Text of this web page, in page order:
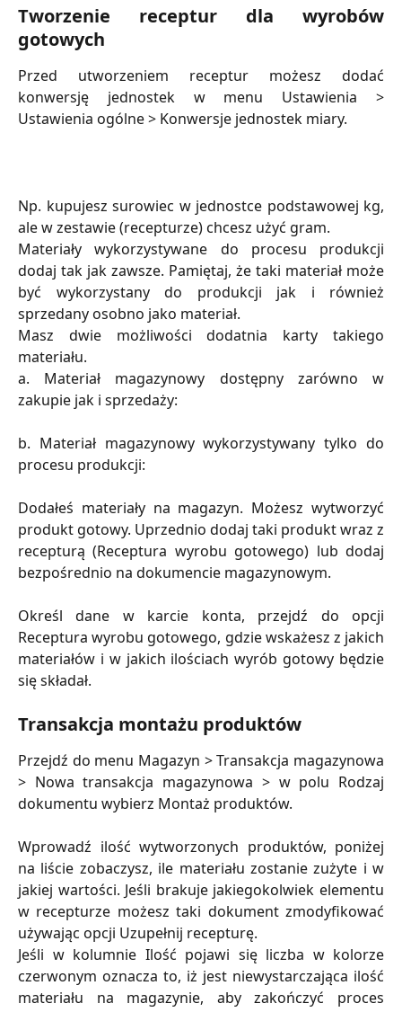
Tworzenie receptur dla wyrobów
gotowych
Przed utworzeniem receptur możesz dodać
konwersję jednostek w menu Ustawienia >
Ustawienia ogólne > Konwersje jednostek miary.
Np. kupujesz surowiec w jednostce podstawowej kg,
ale w zestawie (recepturze) chcesz użyć gram.
Materiały wykorzystywane do procesu produkcji
dodaj tak jak zawsze. Pamiętaj, że taki materiał może
być wykorzystany do produkcji jak i również
sprzedany osobno jako materiał.
Masz dwie możliwości dodatnia karty takiego
materiału.
a. Materiał magazynowy dostępny zarówno w
zakupie jak i sprzedaży:
b. Materiał magazynowy wykorzystywany tylko do
procesu produkcji:
Dodałeś materiały na magazyn. Możesz wytworzyć
produkt gotowy. Uprzednio dodaj taki produkt wraz z
recepturą (Receptura wyrobu gotowego) lub dodaj
bezpośrednio na dokumencie magazynowym.
Określ dane w karcie konta, przejdź do opcji
Receptura wyrobu gotowego, gdzie wskażesz z jakich
materiałów i w jakich ilościach wyrób gotowy będzie
się składał.
Transakcja montażu produktów
Przejdź do menu Magazyn > Transakcja magazynowa
> Nowa transakcja magazynowa > w polu Rodzaj
dokumentu wybierz Montaż produktów.
Wprowadź ilość wytworzonych produktów, poniżej
na liście zobaczysz, ile materiału zostanie zużyte i w
jakiej wartości. Jeśli brakuje jakiegokolwiek elementu
w recepturze możesz taki dokument zmodyfikować
używając opcji Uzupełnij recepturę.
Jeśli w kolumnie Ilość pojawi się liczba w kolorze
czerwonym oznacza to, iż jest niewystarczająca ilość
materiału na magazynie, aby zakończyć proces